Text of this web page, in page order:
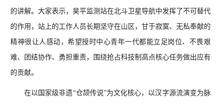
的讲解。大家表示，昊平监测站在北斗卫星导航中发挥了不可替代
的作用，站上的工作人员长期坚守在山区，甘于寂寞、无私奉献的
精神很让人感动，希望授时中心青年一代都能立足岗位、不畏艰
难、团结协作、勇担重责，围绕抢占科技制高点核心任务做出应有
的贡献。
在以国家级非遗“仓颉传说”为文化核心，以汉字源流演变为脉